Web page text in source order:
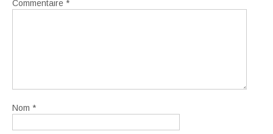
Commentaire *
Nom *